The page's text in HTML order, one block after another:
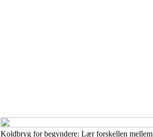
Koldbryg for begyndere: Lær forskellen mellem